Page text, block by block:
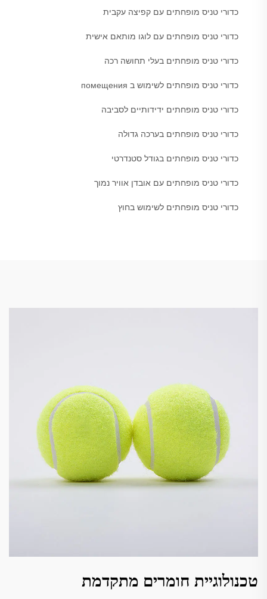
כדורי טניס מופחתים עם קפיצה עקבית
כדורי טניס מופחתים עם לוגו מותאם אישית
כדורי טניס מופחתים בעלי תחושה רכה
כדורי טניס מופחתים לשימוש ב помещения
כדורי טניס מופחתים ידידותיים לסביבה
כדורי טניס מופחתים בערכה גדולה
כדורי טניס מופחתים בגודל סטנדרטי
כדורי טניס מופחתים עם אובדן אוויר נמוך
כדורי טניס מופחתים לשימוש בחוץ
טכנולוגיית חומרים מתקדמת